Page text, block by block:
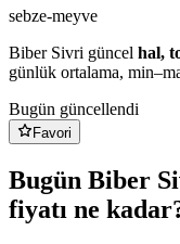
sebze-meyve
Biber Sivri güncel hal,
günlük ortalama,
Bugün güncellendi
Favori
Bugün Biber
fiyatı ne